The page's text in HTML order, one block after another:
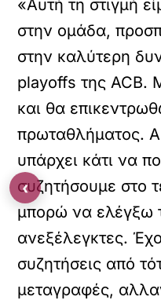
«Αυτή τη στιγμή
στην ομάδα,
στην καλύτερη
playoffs της ACB.
και θα
πρωταθλήματος.
υπάρχει κάτι να
συζητήσουμε στο
μπορώ να ελέγξω
ανεξέλεγκτες.
συζητήσεις από
μεταγραφές,
‹